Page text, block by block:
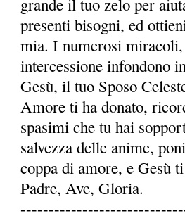
presenti bisogni, ed
mia. I numerosi
intercessione infondono
Gesù, il tuo Sposo
Amore ti ha donato,
spasimi che tu hai
salvezza delle anime,
coppa di amore, e Gesù
Padre, Ave, Gloria.